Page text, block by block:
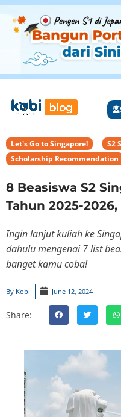
Let's Go to Singapore! S2
Scholarship Recommendation
8 Beasiswa S2
Tahun 2025-
Ingin lanjut kuliah ke
dahulu mengenai 7 list
banget kamu coba!
By Kobi June 12, 2024
Share: